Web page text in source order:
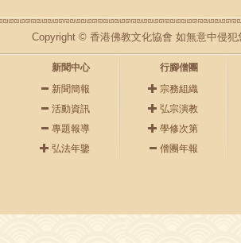
Copyright © 香港佛教文化協會 如無意中侵
新聞中心
新聞簡報
活動資訊
專題報導
弘法年鑒
行腳僧團
宗務組織
弘宗演教
學修次第
僧團年報